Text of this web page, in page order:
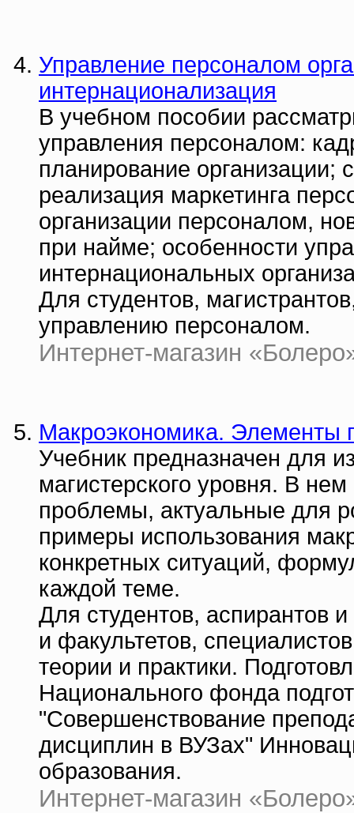
Управление персоналом
интернационализация
В учебном пособии
управления персоналом:
планирование
реализация маркетинга
организации персоналом,
при найме; особенности
интернациональных
Для студентов,
управлению персоналом.
Интернет-магазин
Макроэкономика. Элементы
Учебник предназначен для
магистерского уровня. В
проблемы, актуальные для
примеры использования
конкретных ситуаций,
каждой теме.
Для студентов, аспирантов
и факультетов,
теории и практики.
Национального фонда
"Совершенствование
дисциплин в ВУЗах"
образования.
Интернет-магазин